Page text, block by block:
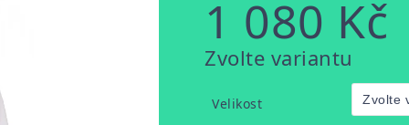
1 080 Kč
Měrná
Zvolte variantu
Velikost